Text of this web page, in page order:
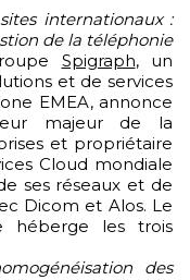
internationaux :
de la téléphonie
Spigraph, un
et de services
EMEA, annonce
majeur de la
et propriétaire
Cloud mondiale
ses réseaux et de
Dicom et Alos. Le
héberge les trois
des